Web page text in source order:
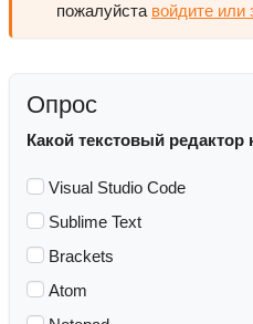
пожалуйста войдите или
Опрос
Какой текстовый
Visual Studio Code
Sublime Text
Brackets
Atom